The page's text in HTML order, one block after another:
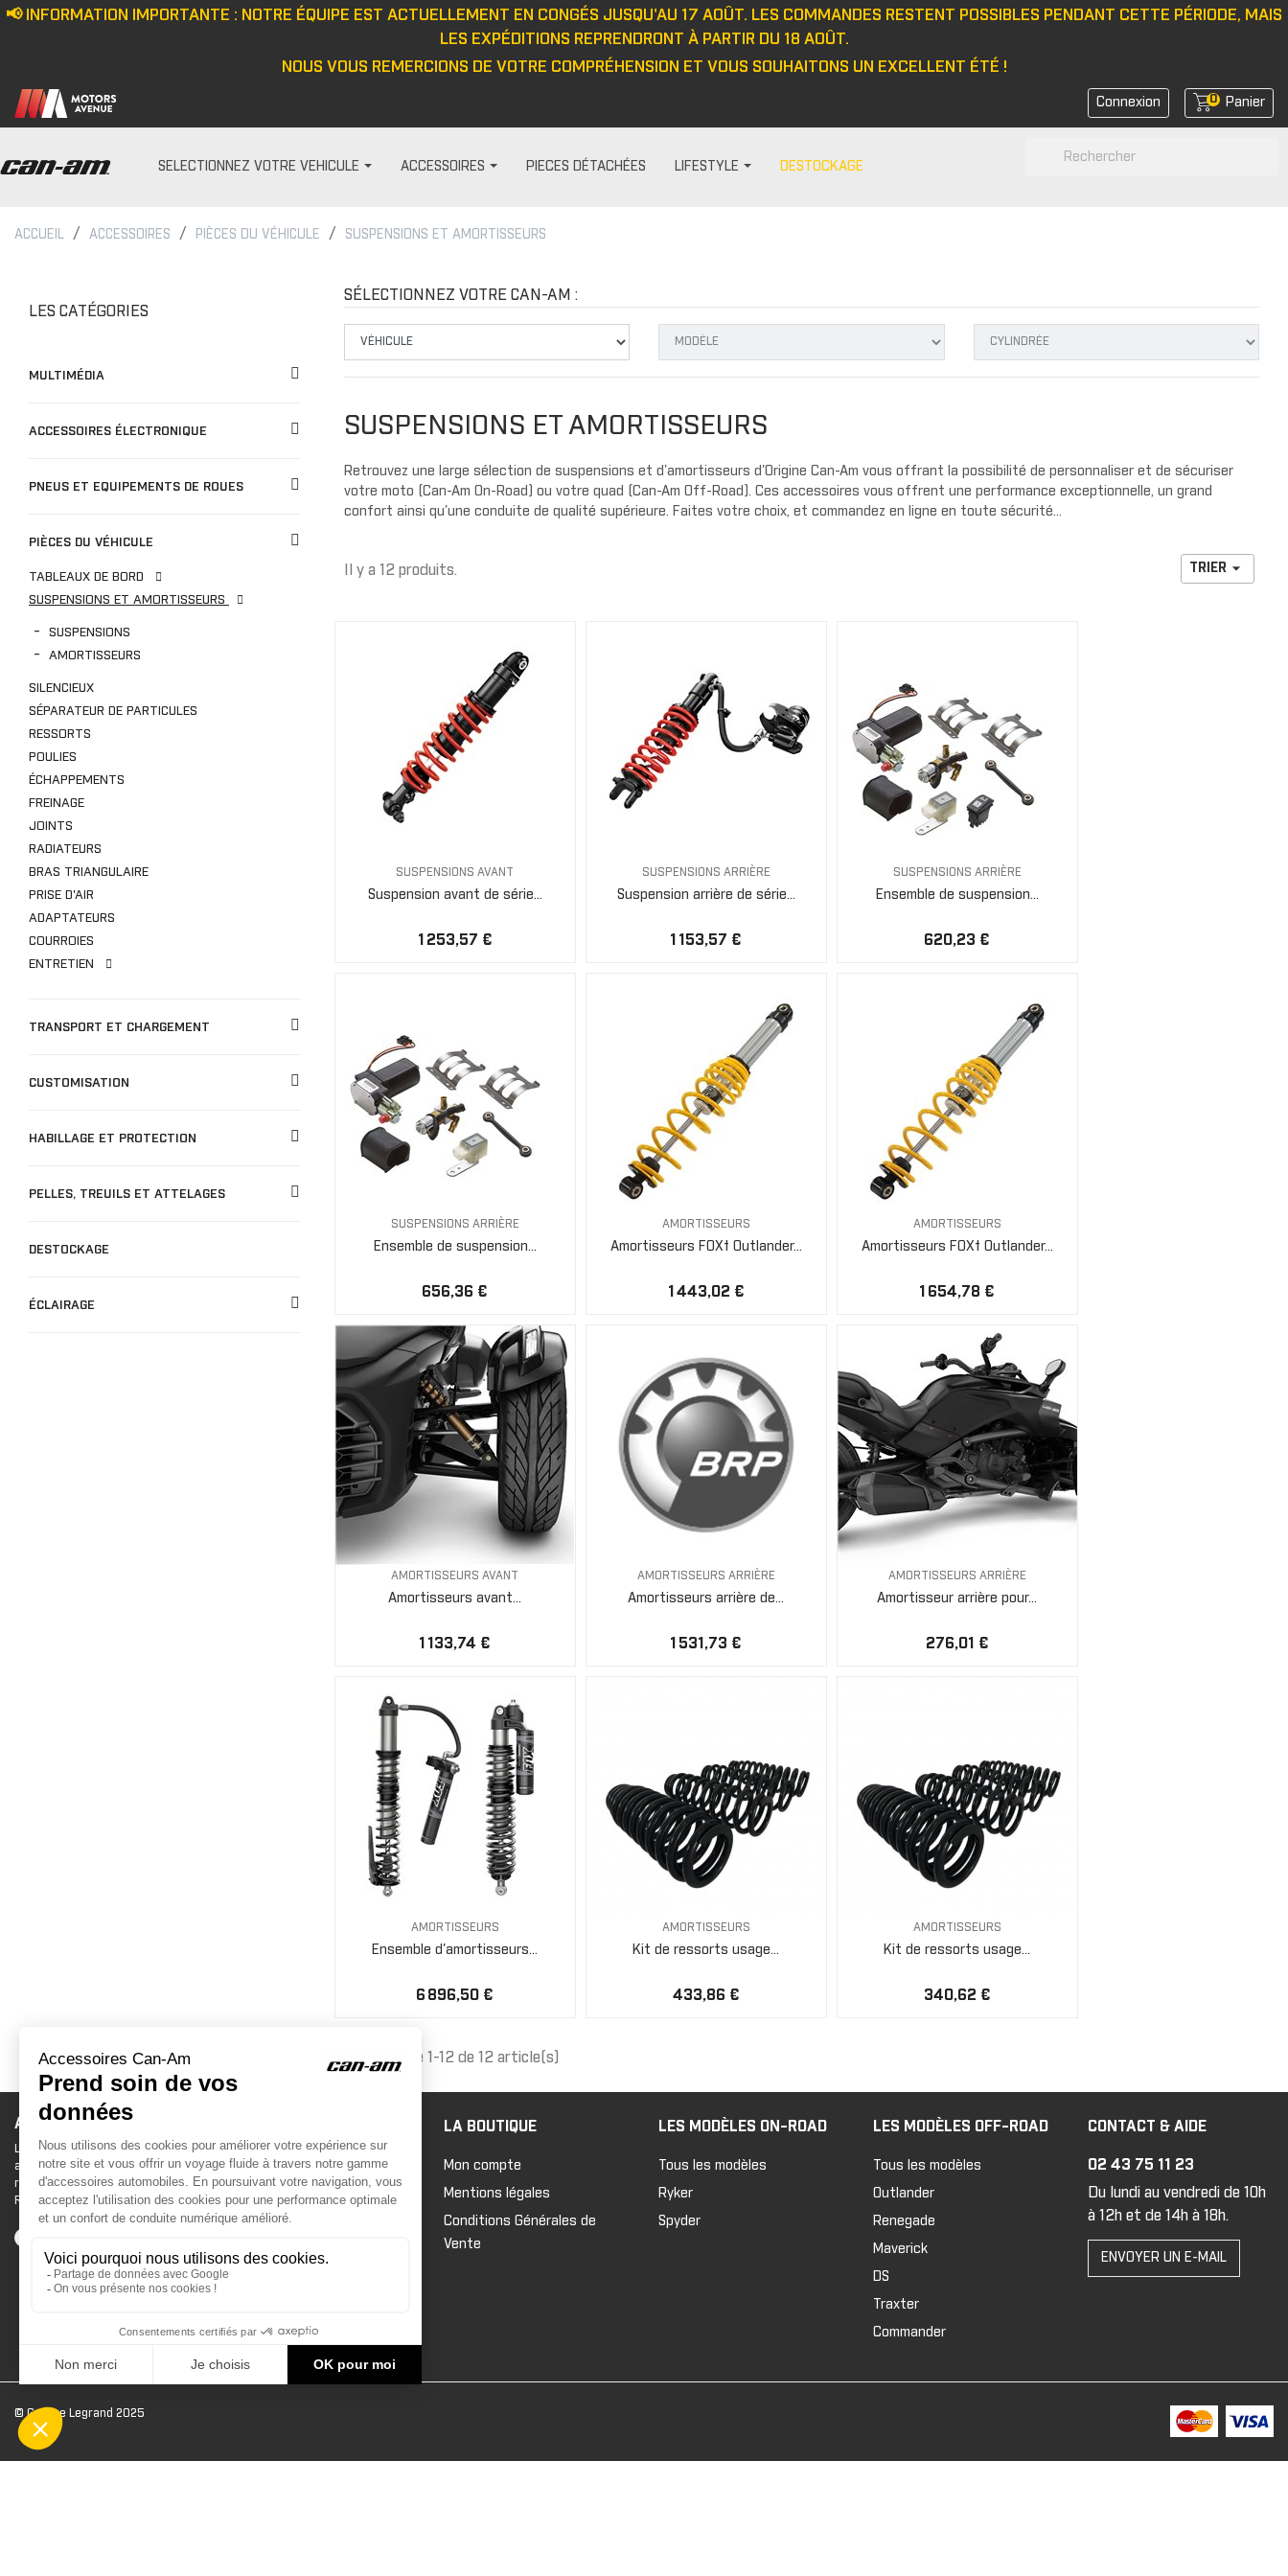
📢 INFORMATION IMPORTANTE : NOTRE ÉQUIPE EST ACTUELLEMENT EN CONGÉS JUSQU'AU 17 AOÛT. LES COMMANDES RESTENT POSSIBLES PENDANT CETTE PÉRIODE, MAIS
LES EXPÉDITIONS REPRENDRONT À PARTIR DU 18 AOÛT.
NOUS VOUS REMERCIONS DE VOTRE COMPRÉHENSION ET VOUS SOUHAITONS UN EXCELLENT ÉTÉ !
Connexion 0 Panier
SELECTIONNEZ VOTRE VEHICULE
COMMANDER
MAVERICK
OUTLANDER DS
ACCESSOIRES
Écran anti-vent
Demi pare-brise
Pare-brise
Bâches de remisage
Bâches de remorquage
Visières
Barre anti-intrusion
Fenêtres
AILES
Extension d'ailes
Panneaux de portes
Enjoliveur de porte
Protecteurs de feux
Protecteurs de bras
Plaques de protection
Exo protecteurs
Pare-chocs avant
Pare-chocs arrière
HABILLAGE ET PROTECTION
PIECES DÉTACHÉES LIFESTYLE
Casquette/bonnet
Veste
Pantalon
Gants
Pantalon
Haut
Cagoule/tour de cou
Gants
Veste
Pantalon
cou
DESTOCKAGE
ACCUEIL ACCESSOIRES PIÈCES DU VÉHICULE SUSPENSIONS ET AMORTISSEURS
LES CATÉGORIES
MULTIMÉDIA
ACCESSOIRES ÉLECTRONIQUE
PNEUS ET EQUIPEMENTS DE ROUES
PIÈCES DU VÉHICULE
TABLEAUX DE BORD
SUSPENSIONS ET AMORTISSEURS
SUSPENSIONS
AMORTISSEURS
SILENCIEUX
SÉPARATEUR DE PARTICULES
RESSORTS
POULIES
ÉCHAPPEMENTS
FREINAGE
JOINTS
RADIATEURS
BRAS TRIANGULAIRE
PRISE D'AIR
ADAPTATEURS
COURROIES
ENTRETIEN
TRANSPORT ET CHARGEMENT
CUSTOMISATION
HABILLAGE ET PROTECTION
PELLES, TREUILS ET ATTELAGES
DESTOCKAGE
ÉCLAIRAGE
SÉLECTIONNEZ VOTRE CAN-AM :
SUSPENSIONS ET AMORTISSEURS
Retrouvez une large sélection de suspensions et d'amortisseurs d'Origine Can-Am vous offrant la possibilité de personnaliser et de sécuriser
votre moto (Can-Am On-Road) ou votre quad (Can-Am Off-Road). Ces accessoires vous offrent une performance exceptionnelle, un grand
confort ainsi qu'une conduite de qualité supérieure. Faites votre choix, et commandez en ligne en toute sécurité...
Il y a 12 produits. TRIER 
SUSPENSIONS AVANT
Suspension avant de série...
1 253,57 €
SUSPENSIONS ARRIÈRE
Suspension arrière de série...
1 153,57 €
SUSPENSIONS ARRIÈRE
Ensemble de suspension...
620,23 €
SUSPENSIONS ARRIÈRE
Ensemble de suspension...
656,36 €
AMORTISSEURS
Amortisseurs FOX† Outlander...
1 443,02 €
AMORTISSEURS
Amortisseurs FOX† Outlander...
1 654,78 €
AMORTISSEURS AVANT
Amortisseurs avant...
1 133,74 €
AMORTISSEURS ARRIÈRE
Amortisseurs arrière de...
1 531,73 €
AMORTISSEURS ARRIÈRE
Amortisseur arrière pour...
276,01 €
AMORTISSEURS
Ensemble d'amortisseurs...
6 896,50 €
AMORTISSEURS
Kit de ressorts usage...
433,86 €
AMORTISSEURS
Kit de ressorts usage...
340,62 €
Affichage 1-12 de 12 article(s)
ACCESSOIRES CAN-AM
Le site d'accessoires Can-Am vous propose des
accessoires d'origine pour équiper votre véhicule 3
roues (On Road) ou votre véhicule tout terrain (Off
Road) .
LA BOUTIQUE
Mon compte
Mentions légales
Conditions Générales de
Vente
LES MODÈLES ON-ROAD
Tous les modèles
Ryker
Spyder
LES MODÈLES OFF-ROAD
Tous les modèles
Outlander
Renegade
Maverick
DS
Traxter
Commander
CONTACT & AIDE
02 43 75 11 23
Du lundi au vendredi de 10h
à 12h et de 14h à 18h.
ENVOYER UN E-MAIL
© Groupe Legrand 2025